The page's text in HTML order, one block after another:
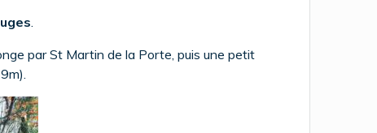
.
par St Martin de la Porte, puis une petit